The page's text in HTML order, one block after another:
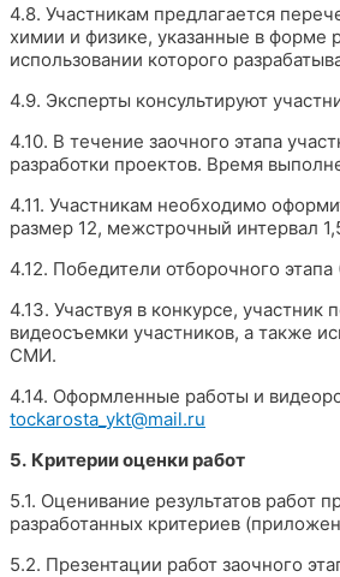
4.8. Участникам предлагается
химии и физике, указанные в форме
использовании которого
4.9. Эксперты консультируют
4.10. В течение заочного этапа
разработки проектов. Время
4.11. Участникам необходимо
размер 12, межстрочный интервал
4.12. Победители отборочного
4.13. Участвуя в конкурсе,
видеосъемки участников, а также
СМИ.
4.14. Оформленные работы и
tockarosta ykt@mail.ru
5. Критерии оценки работ
5.1. Оценивание результатов
разработанных критериев
5.2. Презентации работ заочного